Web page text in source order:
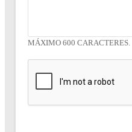
MÁXIMO 600 CARACTERES.